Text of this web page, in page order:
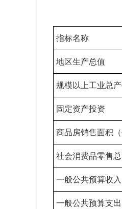
单
指标名称
地区生产总值
规模以上工业总
固定资产投资
商品房销售面积（
社会消费品零售
一般公共预算收入
一般公共预算支出